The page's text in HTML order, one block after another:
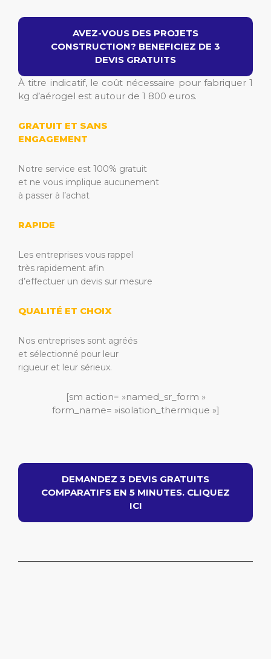
AVEZ-VOUS DES PROJETS
CONSTRUCTION? BENEFICIEZ DE 3
DEVIS GRATUITS
À titre indicatif, le coût nécessaire pour fabriquer 1
kg d’aérogel est autour de 1 800 euros.
GRATUIT ET SANS
ENGAGEMENT
Notre service est 100% gratuit
et ne vous implique aucunement
à passer à l’achat
RAPIDE
Les entreprises vous rappel
très rapidement afin
d’effectuer un devis sur mesure
QUALITÉ ET CHOIX
Nos entreprises sont agréés
et sélectionné pour leur
rigueur et leur sérieux.
[sm action= »named_sr_form »
form_name= »isolation_thermique »]
DEMANDEZ 3 DEVIS GRATUITS
COMPARATIFS EN 5 MINUTES. CLIQUEZ
ICI